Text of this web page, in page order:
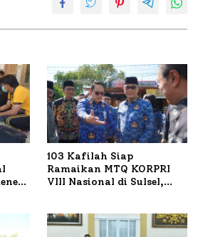
103 Kafilah Siap
Ramaikan MTQ KORPRI
VIII Nasional di Sulsel,